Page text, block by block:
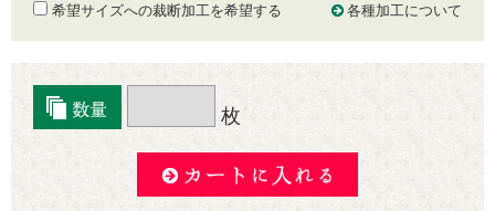
希望サイズへの裁断加工を希望する 各種加工について
枚